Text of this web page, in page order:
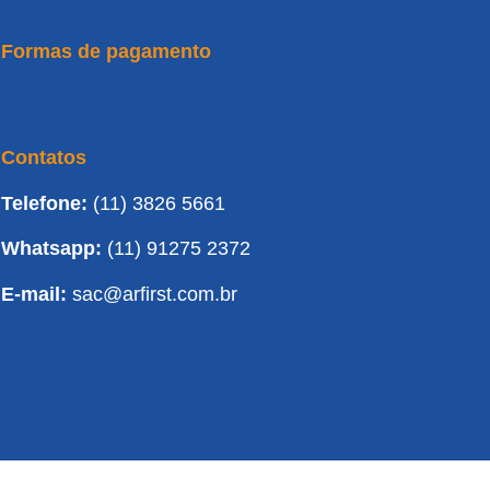
Formas de pagamento
Contatos
Telefone: (11) 3826 5661
Whatsapp: (11) 91275 2372
E-mail:sac@arfirst.com.br